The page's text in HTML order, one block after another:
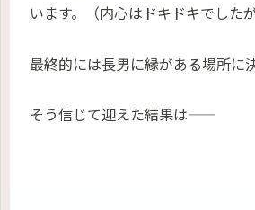
います。（内心はドキドキでした
最終的には長男に縁がある場所に
そう信じて迎えた結果は――